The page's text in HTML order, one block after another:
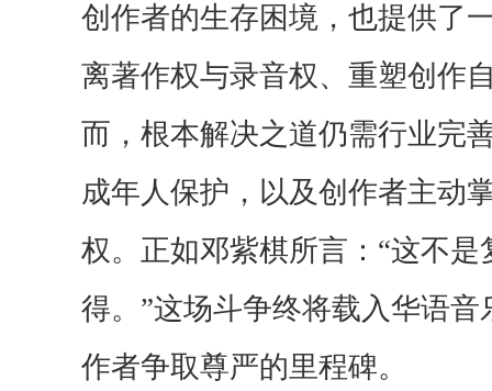
创作者的生存困境，也提供了
离著作权与录音权、重塑创作
而，根本解决之道仍需行业完
成年人保护，以及创作者主动
权。正如邓紫棋所言： “这不是
得。”这场斗争终将载入华语
作者争取尊严的里程碑。